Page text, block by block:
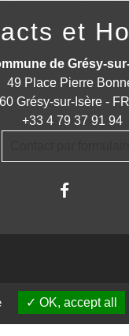
et
de Grésy-
49 Place Pierre
Grésy-sur-Isère -
+33 4 79 37 91 94
OK, accept all